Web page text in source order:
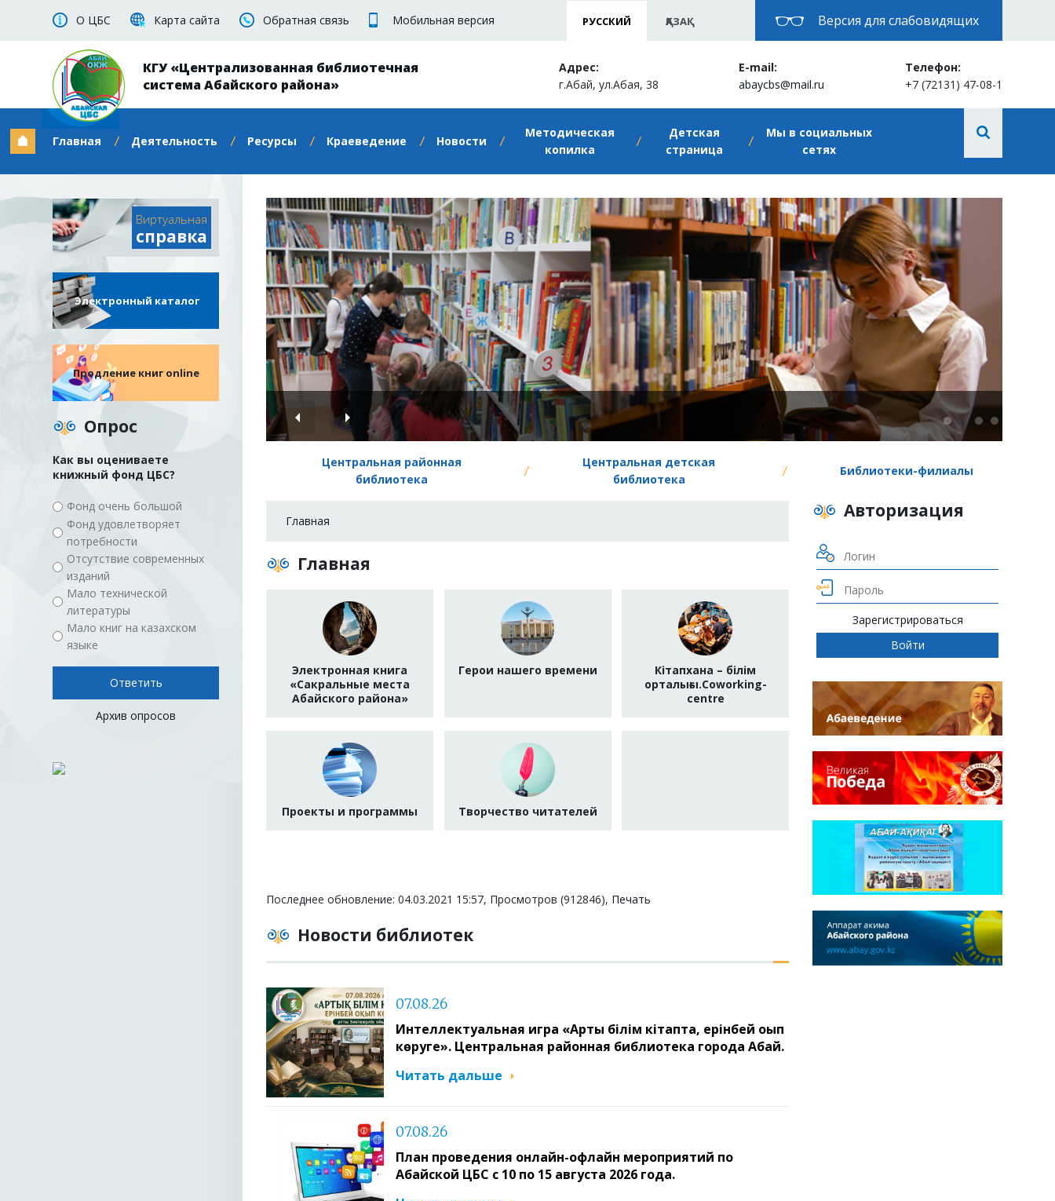
О ЦБС Карта сайта Обратная связь Мобильная версия РУССКИЙ ҚАЗАҚ Версия для слабовидящих
КГУ «Централизованная библиотечная
система Абайского района»
Адрес:
г.Абай, ул.Абая, 38
E-mail:
abaycbs@mail.ru
Телефон:
+7 (72131) 47-08-1
Главная Деятельность Ресурсы Краеведение Новости
Методическая
копилка
Детская
страница
Мы в социальных
сетях
Виртуальная
справка
Электронный каталог
Продление книг online
Опрос
Как вы оцениваете
книжный фонд ЦБС?
Фонд очень большой
Фонд удовлетворяет
потребности
Отсутствие современных
изданий
Мало технической
литературы
Мало книг на казахском
языке
Архив опросов
Центральная районная
библиотека
Центральная детская
библиотека
Библиотеки-филиалы
Главная
Главная
Электронная книга
«Сакральные места
Абайского района»
Герои нашего времени
Кітапхана – білім
орталығы.Coworking-
centrе
Проекты и программы Творчество читателей
Последнее обновление: 04.03.2021 15:57, Просмотров (912846), Печать
Новости библиотек
07.08.26
Интеллектуальная игра «Артық білім кітапта, ерінбей оқып
көруге». Центральная районная библиотека города Абай.
Читать дальше
07.08.26
План проведения онлайн-офлайн мероприятий по
Абайской ЦБС с 10 по 15 августа 2026 года.
Авторизация
Зарегистрироваться